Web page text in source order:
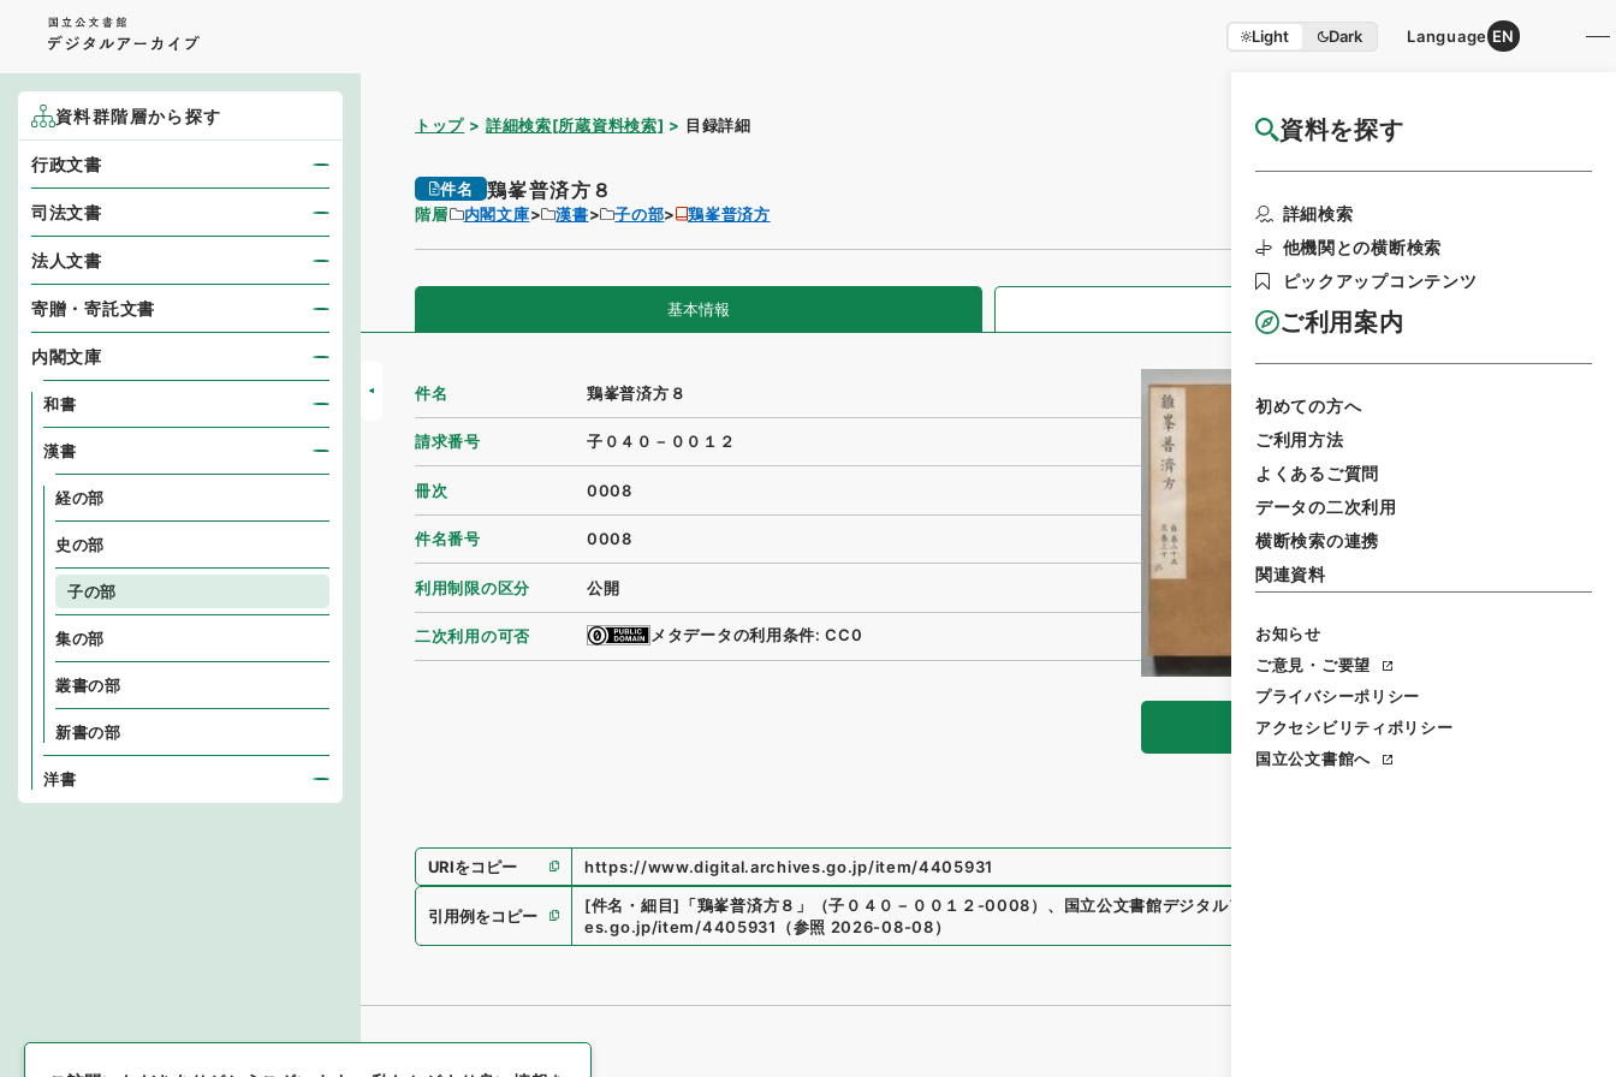
Light Dark Language EN
資料を探す
詳細検索
他機関との横断検索
ピックアップコンテンツ
ご利用案内
初めての方へ
ご利用方法
よくあるご質問
データの二次利用
横断検索の連携
関連資料
お知らせ
ご意見・ご要望
プライバシーポリシー
アクセシビリティポリシー
国立公文書館へ
トップ 詳細検索[所蔵資料検索] 目録詳細 国立公文書館HP利用案内
件名 鶏峯普済方８
階層 内閣文庫 漢書 子の部 鶏峯普済方
基本情報 全ての情報
閲覧
件名 鶏峯普済方８
請求番号 子０４０－００１２
冊次 0008
件名番号 0008
利用制限の区分 公開
二次利用の可否 メタデータの利用条件: CC0
URIをコピー https://www.digital.archives.go.jp/item/4405931
引用例をコピー
[件名・細目] 「鶏峯普済方８ 」 （子０４０－００１２-0008） 、 国立公文書館デジタルアーカイブ
es.go.jp/item/4405931
（参照 2026-08-08）
資料群階層から探す
行政文書
司法文書
法人文書
寄贈・寄託文書
内閣文庫
和書
漢書
経の部
史の部
子の部
集の部
叢書の部
新書の部
洋書